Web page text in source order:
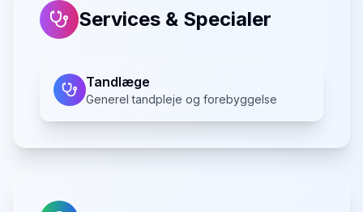
Services & Specialer
Tandlæge
Generel tandpleje og forebyggelse